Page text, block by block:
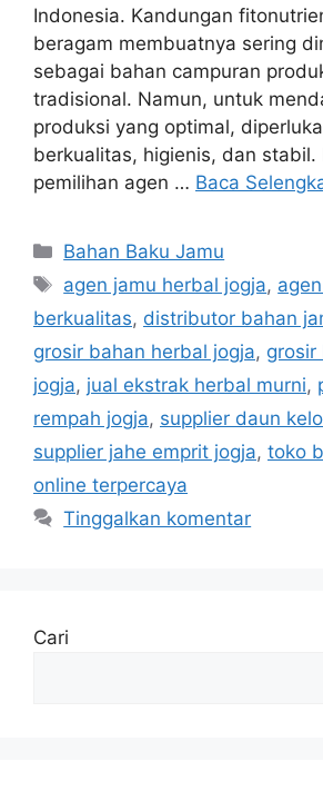
Indonesia. Kandungan
beragam membuatnya sering
sebagai bahan campuran
tradisional. Namun, untuk
produksi yang optimal,
berkualitas, higienis, dan stabil.
pemilihan agen … Baca
Kategori
Bahan Baku Jamu
Tag
agen jamu herbal jogja,
berkualitas, distributor bahan
grosir bahan herbal jogja, grosir
jogja, jual ekstrak herbal murni,
rempah jogja, supplier daun
supplier jahe emprit jogja, toko
online terpercaya
Tinggalkan komentar
Cari